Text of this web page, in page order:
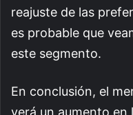
reajuste de las
es probable que
este segmento.
En conclusión, el
verá un aumento en